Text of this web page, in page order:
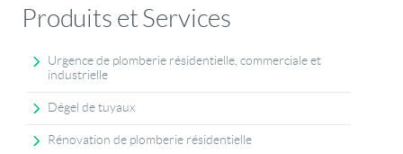
Produits et Services
Urgence de plomberie résidentielle, commerciale et
industrielle
Dégel de tuyaux
Rénovation de plomberie résidentielle